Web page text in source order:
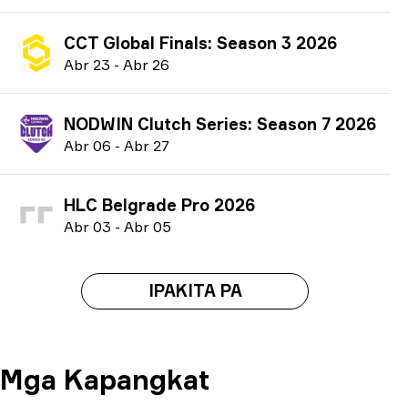
CCT Global Finals: Season 3 2026
Abr 23 - Abr 26
NODWIN Clutch Series: Season 7 2026
Abr 06 - Abr 27
HLC Belgrade Pro 2026
Abr 03 - Abr 05
IPAKITA PA
Mga Kapangkat